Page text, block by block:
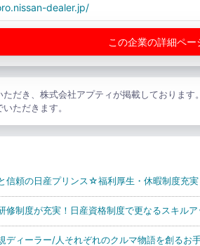
dealer.jp/
この企業の詳細ペー
だき、株式会社アプティが掲載しております。
ただきます。
信頼の日産プリンス☆福利厚生・休暇制度充実
制度が充実！日産資格制度で更なるスキル
ィーラー/人それぞれのクルマ物語を創るお